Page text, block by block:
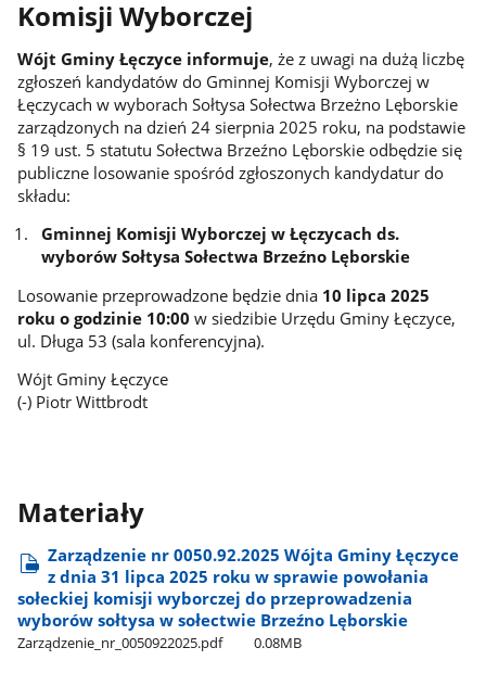
Komisji Wyborczej
Wójt Gminy Łęczyce informuje, że z uwagi na dużą liczbę
zgłoszeń kandydatów do Gminnej Komisji Wyborczej w
Łęczycach w wyborach Sołtysa Sołectwa Brzeżno Lęborskie
zarządzonych na dzień 24 sierpnia 2025 roku, na podstawie
§ 19 ust. 5 statutu Sołectwa Brzeźno Lęborskie odbędzie się
publiczne losowanie spośród zgłoszonych kandydatur do
składu:
Gminnej Komisji Wyborczej w Łęczycach ds.
wyborów Sołtysa Sołectwa Brzeźno Lęborskie
Losowanie przeprowadzone będzie dnia 10 lipca 2025
roku o godzinie 10:00 w siedzibie Urzędu Gminy Łęczyce,
ul. Długa 53 (sala konferencyjna).
Wójt Gminy Łęczyce
(-) Piotr Wittbrodt
Materiały
Zarządzenie nr 0050.92.2025 Wójta Gminy Łęczyce
z dnia 31 lipca 2025 roku w sprawie powołania
sołeckiej komisji wyborczej do przeprowadzenia
wyborów sołtysa w sołectwie Brzeźno Lęborskie
Zarządzenie​_nr​_0050922025.pdf 0.08MB